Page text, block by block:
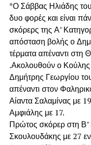
*Ο Σάββας Ηλιάδης
δυο φορές και είναι
σκόρερς της Α’
απόσταση βολής ο
τέρματα απέναντι στη
.Ακολουθούν ο
Δημήτρης Γεωργίου
απέναντι στον
Αίαντα Σαλαμίνας με
Αμφιάλης με 17.
Πρώτος σκόρερ στη Β’
Σκουλουδάκης με 27